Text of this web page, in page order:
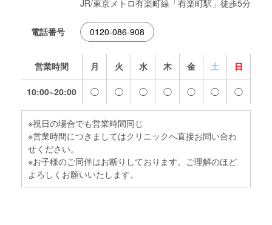
JR/東京メトロ有楽町線「有楽町駅」徒歩5分
電話番号 0120-086-908
営業時間 月 火 水 木 金 土 日
10:00~20:00 ◯ ◯ ◯ ◯ ◯ ◯ ◯
※祝日の場合でも営業時間同じ
※営業時間につきましてはクリニックへ直接お問い合わ
せください。
※お子様のご同伴はお断りしております。ご理解のほど
よろしくお願いいたします。